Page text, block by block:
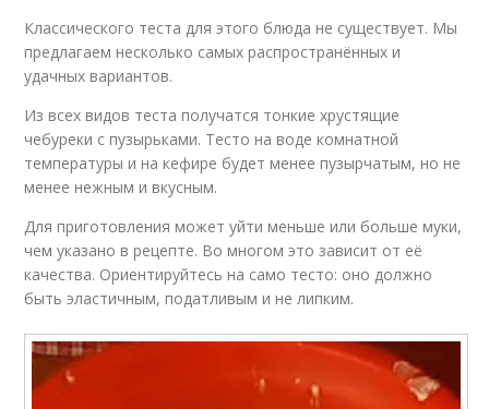
Классического теста для этого блюда не существует. Мы
предлагаем несколько самых распространённых и
удачных вариантов.
Из всех видов теста получатся тонкие хрустящие
чебуреки с пузырьками. Тесто на воде комнатной
температуры и на кефире будет менее пузырчатым, но не
менее нежным и вкусным.
Для приготовления может уйти меньше или больше муки,
чем указано в рецепте. Во многом это зависит от её
качества. Ориентируйтесь на само тесто: оно должно
быть эластичным, податливым и не липким.